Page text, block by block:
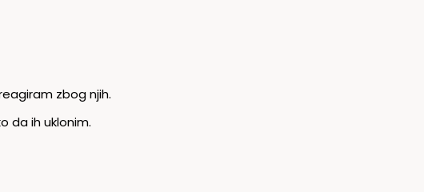
zbog njih.
da ih uklonim.